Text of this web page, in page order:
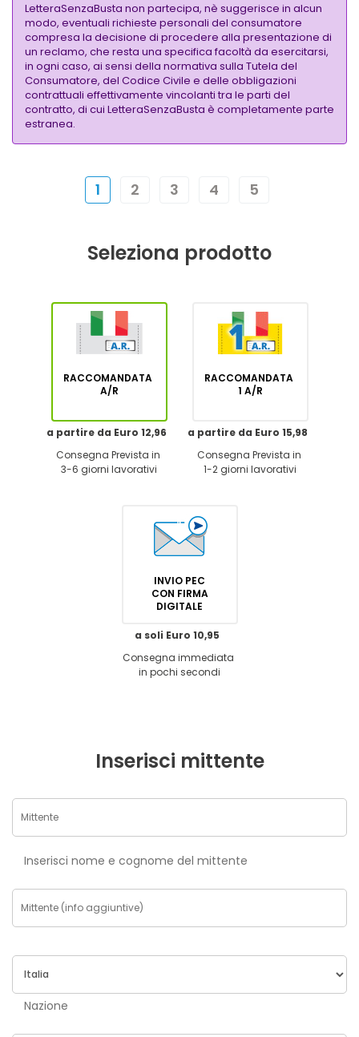
LetteraSenzaBusta non partecipa, nè suggerisce in alcun
modo, eventuali richieste personali del consumatore
compresa la decisione di procedere alla presentazione di
un reclamo, che resta una specifica facoltà da esercitarsi,
in ogni caso, ai sensi della normativa sulla Tutela del
Consumatore, del Codice Civile e delle obbligazioni
contrattuali effettivamente vincolanti tra le parti del
contratto, di cui LetteraSenzaBusta è completamente parte
estranea.
1 2 3 4 5
Seleziona prodotto
RACCOMANDATA
A/R
a partire da Euro 12,96
Consegna Prevista in
3-6 giorni lavorativi
RACCOMANDATA
1 A/R
a partire da Euro 15,98
Consegna Prevista in
1-2 giorni lavorativi
INVIO PEC
CON FIRMA
DIGITALE
a soli Euro 10,95
Consegna immediata
in pochi secondi
Inserisci mittente
Inserisci nome e cognome del mittente
Nazione